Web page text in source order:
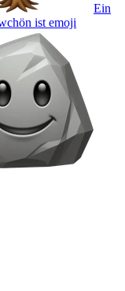
Ein
ist emoji